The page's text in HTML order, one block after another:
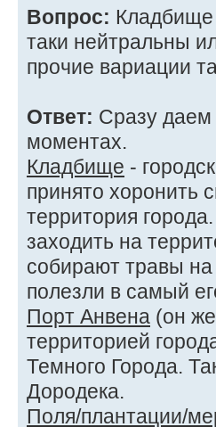
Вопрос: Кладбище
таки нейтральны
прочие вариации
Ответ: Сразу даем
моментах.
Кладбище -
принято хоронить
территория
заходить на
собирают травы
полезли в самый
Порт Анвена (он
территорией
Темного Города.
Дородека.
Поля/плантации/